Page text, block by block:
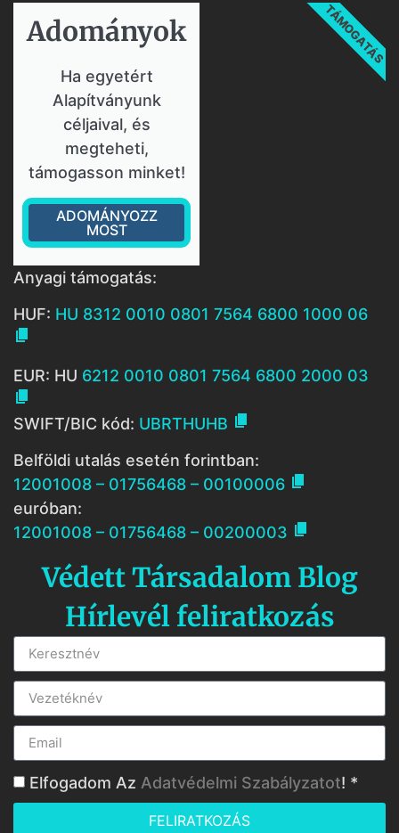
Adományok​
Ha egyetért
Alapítványunk
céljaival, és
megteheti,
támogasson minket!
ADOMÁNYOZZ
MOST
TÁMOGATÁS
Anyagi támogatás:
HUF: HU 8312 0010 0801 7564 6800 1000 06

EUR: HU 6212 0010 0801 7564 6800 2000 03

SWIFT/BIC kód: UBRTHUHB 
Belföldi utalás esetén forintban:
12001008 – 01756468 – 00100006 
euróban:
12001008 – 01756468 – 00200003 
Védett Társadalom Blog
Hírlevél feliratkozás
Elfogadom Az Adatvédelmi Szabályzatot! *
FELIRATKOZÁS